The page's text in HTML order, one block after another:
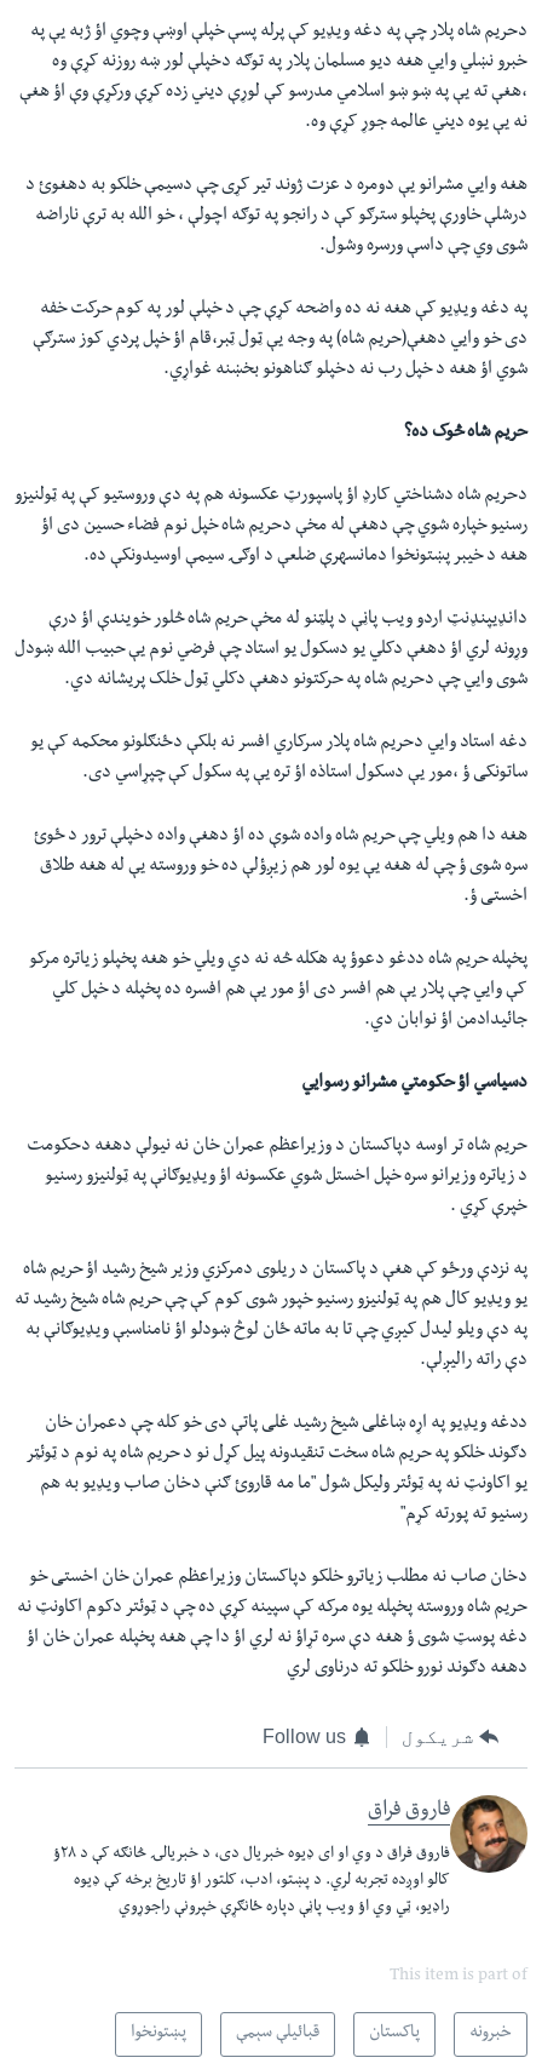
دحریم شاه پلار چې په دغه ویډیو کې پرله پسې خپلې اوښې وچوي اؤ ژبه یې په
خبرو نښلي وایي هغه دیو مسلمان پلار په توګه دخپلې لور ښه روزنه کړې وه
،هغې ته یې په ښو ښو اسلامي مدرسو کې لوړې دیني زده کړې ورکړې وې اؤ هغې
نه یې یوه دیني عالمه جوړ کړې وه.
هغه وایي مشرانو یې دومره د عزت ژوند تیر کړی چې دسیمې خلکو به دهغوئ د
درشلې خاورې پخپلو سترګو کې د رانجو په توګه اچولې ، خو الله به ترې ناراضه
شوی وي چې داسې ورسره وشول.
په دغه ویډیو کې هغه نه ده واضحه کړې چې د خپلې لور په کوم حرکت خفه
دی خو وایي دهغې(حریم شاه) په وجه یې ټول ټبر،قام اؤ خپل پردي کوز سترګې
شوي اؤ هغه د خپل رب نه دخپلو ګناهونو بخښنه غواړي.
حریم شاه څوک ده؟
دحریم شاه دشناختي کارډ اؤ پاسپورټ عکسونه هم په دې وروستیو کې په ټولنیزو
رسنیو خپاره شوي چې دهغې له مخې دحریم شاه خپل نوم فضاء حسین دی اؤ
هغه د خیبر پښتونخوا دمانسهرې ضلعې د اوګۍ سیمې اوسیدونکې ده.
دانډیپنډنټ اردو ویب پاڼې د پلټنو له مخې حریم شاه څلور خویندې اؤ درې
وړونه لري اؤ دهغې دکلي یو دسکول یو استاد چې فرضي نوم یې حبیب الله ښودل
شوی وایي چې دحریم شاه په حرکتونو دهغې دکلي ټول خلک پریشانه دي.
دغه استاد وایي دحریم شاه پلار سرکاري افسر نه بلکې دځنګلونو محکمه کې یو
ساتونکی ؤ ،مور یې دسکول استاذه اؤ تره یې په سکول کې چپړاسي دی.
هغه دا هم ویلي چې حریم شاه واده شوې ده اؤ دهغې واده دخپلې ترور د ځوئ
سره شوی ؤ چې له هغه یې یوه لور هم زیږؤلې ده خو وروسته یې له هغه طلاق
اخستی ؤ.
پخپله حریم شاه ددغو دعوؤ په هکله څه نه دي ویلي خو هغه پخپلو زیاتره مرکو
کې وایي چې پلار یې هم افسر دی اؤ مور یې هم افسره ده پخپله د خپل کلي
جائیدادمن اؤ نوابان دي.
دسیاسي اؤ حکومتي مشرانو رسوایي
حریم شاه تر اوسه دپاکستان د وزیراعظم عمران خان نه نیولې دهغه دحکومت
د زیاتره وزیرانو سره خپل اخستل شوي عکسونه اؤ ویډیوګانې په ټولنیزو رسنیو
خپرې کړي .
په نزدې ورځو کې هغې د پاکستان د ریلوی دمرکزي وزیر شیخ رشید اؤ حریم شاه
یو ویډیو کال هم په ټولنیزو رسنیو خپور شوی کوم کې چې حریم شاه شیخ رشید ته
په دې ویلو لیدل کیږي چې تا به ماته ځان لوڅ ښودلو اؤ نامناسبې ویډیوګانې به
دې راته رالیږلې.
ددغه ویډیو په اړه ښاغلی شیخ رشید غلی پاتې دی خو کله چې دعمران خان
دګوند خلکو په حریم شاه سخت تنقیدونه پیل کړل نو د حریم شاه په نوم د ټوئټر
یو اکاونټ نه په ټوئتر ولیکل شول "ما مه قاروئ ګنې دخان صاب ویډيو به هم
رسنیو ته پورته کړم"
دخان صاب نه مطلب زیاترو خلکو دپاکستان وزیراعظم عمران خان اخستی خو
حریم شاه وروسته پخپله یوه مرکه کې سپینه کړې ده چې د ټوئتر دکوم اکاونټ نه
دغه پوسټ شوی ؤ‌ هغه دې سره تړاؤ نه لري اؤ دا چې هغه پخپله عمران خان اؤ
دهغه دګوند نورو خلکو ته درناوی لري
شریکول Follow us
فاروق فراق
فاروق فراق د وي او ای ډیوه خبریال دی، د خبریالۍ څانګه کې د ۲٨ؤ
کالو اوږده تجربه لري. د پښتو، ادب، کلتور اؤ تاریخ برخه کې ډیوه
راډیو، ټي وي اؤ ویب پاڼې دپاره ځانګړې خپرونې راجوړوي
This item is part of
خبرونه پاکستان قبائیلې سېمې پښتونخوا